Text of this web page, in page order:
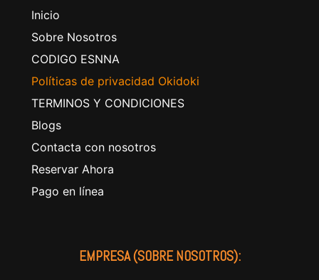
Inicio
Sobre Nosotros
CODIGO ESNNA
Políticas de privacidad Okidoki
TERMINOS Y CONDICIONES
Blogs
Contacta con nosotros
Reservar Ahora
Pago en línea
EMPRESA (SOBRE NOSOTROS):